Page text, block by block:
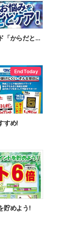
新プライベートブランド「からだとくらしに+1(プラスワン)」よりモンダミン口内トータルケア登場!
End Today
すめ!
貯めよう!